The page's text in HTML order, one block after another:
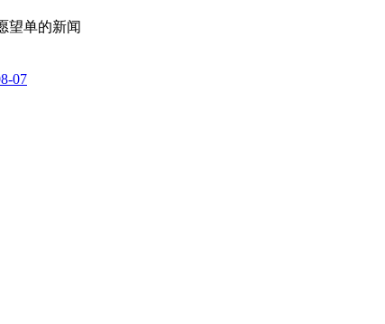
望单的新闻
07